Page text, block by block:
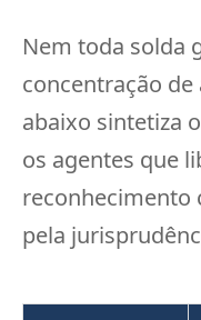
Nem toda solda
concentração de
abaixo sintetiza
os agentes que
reconhecimento
pela